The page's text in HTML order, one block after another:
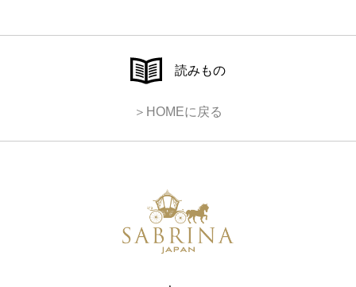
読みもの
＞HOMEに戻る